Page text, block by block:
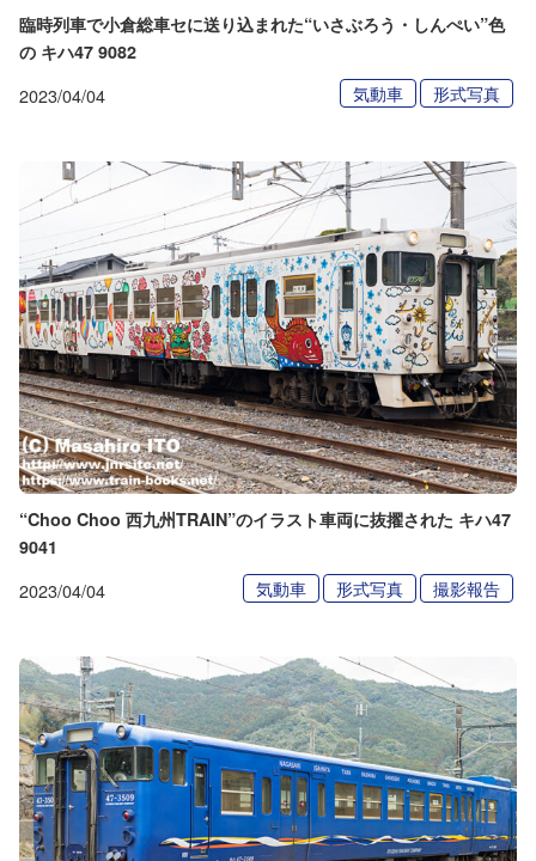
臨時列車で小倉総車セに送り込まれた“いさぶろう・しんぺい”色
の キハ47 9082
2023/04/04 気動車 形式写真
“Choo Choo 西九州TRAIN”のイラスト車両に抜擢された キハ47
9041
2023/04/04 気動車 形式写真 撮影報告